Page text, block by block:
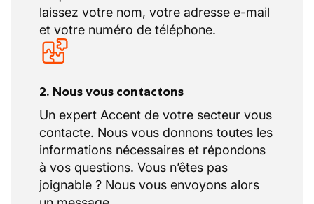
laissez votre nom, votre adresse e-mail
et votre numéro de téléphone.
2. Nous vous contactons
Un expert Accent de votre secteur vous
contacte. Nous vous donnons toutes les
informations nécessaires et répondons
à vos questions. Vous n’êtes pas
joignable ? Nous vous envoyons alors